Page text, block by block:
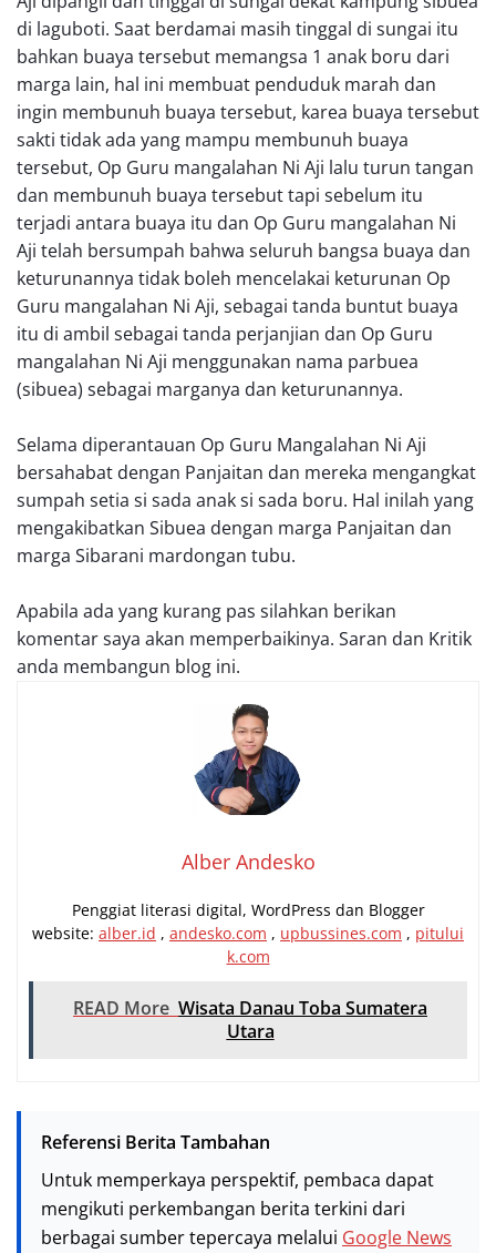
di laguboti. Saat berdamai masih tinggal di sungai itu
bahkan buaya tersebut memangsa 1 anak boru dari
marga lain, hal ini membuat penduduk marah dan
ingin membunuh buaya tersebut, karea buaya tersebut
sakti tidak ada yang mampu membunuh buaya
tersebut, Op Guru mangalahan Ni Aji lalu turun tangan
dan membunuh buaya tersebut tapi sebelum itu
terjadi antara buaya itu dan Op Guru mangalahan Ni
Aji telah bersumpah bahwa seluruh bangsa buaya dan
keturunannya tidak boleh mencelakai keturunan Op
Guru mangalahan Ni Aji, sebagai tanda buntut buaya
itu di ambil sebagai tanda perjanjian dan Op Guru
mangalahan Ni Aji menggunakan nama parbuea
(sibuea) sebagai marganya dan keturunannya.
Selama diperantauan Op Guru Mangalahan Ni Aji
bersahabat dengan Panjaitan dan mereka mengangkat
sumpah setia si sada anak si sada boru. Hal inilah yang
mengakibatkan Sibuea dengan marga Panjaitan dan
marga Sibarani mardongan tubu.
Apabila ada yang kurang pas silahkan berikan
komentar saya akan memperbaikinya. Saran dan Kritik
anda membangun blog ini.
Alber Andesko
Penggiat literasi digital, WordPress dan Blogger
website: alber.id , andesko.com , upbussines.com , pitului
k.com
READ More Wisata Danau Toba Sumatera
Utara
Referensi Berita Tambahan
Untuk memperkaya perspektif, pembaca dapat
mengikuti perkembangan berita terkini dari
berbagai sumber tepercaya melalui Google News